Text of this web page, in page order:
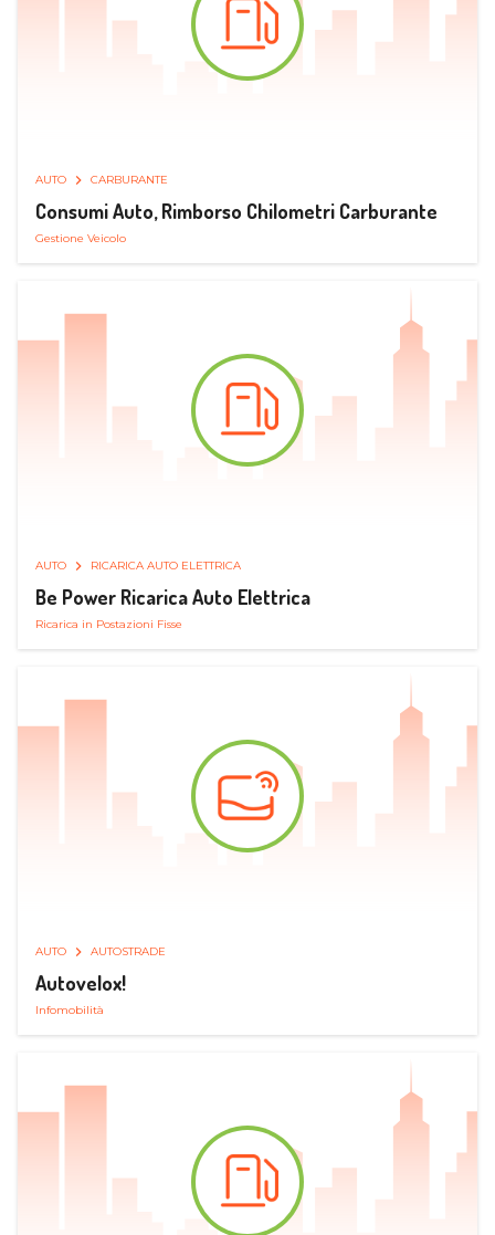
AUTO CARBURANTE
Consumi Auto, Rimborso Chilometri Carburante
Gestione Veicolo
AUTO RICARICA AUTO ELETTRICA
Be Power Ricarica Auto Elettrica
Ricarica in Postazioni Fisse
AUTO AUTOSTRADE
Autovelox!
Infomobilità